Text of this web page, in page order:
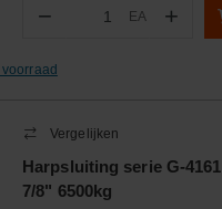
− Aantal
EA +
Vergelijken
Harpsluiting serie G-4161
7/8" 6500kg